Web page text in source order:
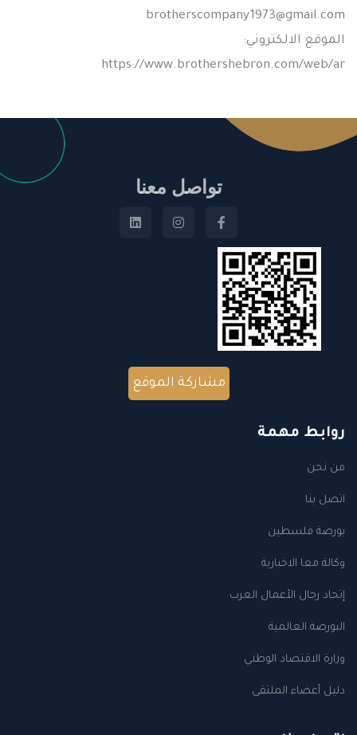
brotherscompany1973@gmail.com
الموقع الالكتروني:
https://www.brothershebron.com/web/ar
تواصل معنا
مشاركة الموقع
روابط مهمة
من نحن
اتصل بنا
بورصة فلسطين
وكالة معا الاخبارية
إتحاد رجال الأعمال العرب
البورصة العالمية
وزارة الاقتصاد الوطني
دليل أعضاء الملتقى